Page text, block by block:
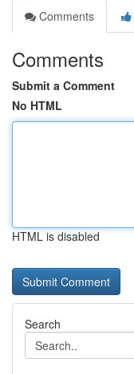
Comments
Comments
Submit a Comment
No HTML
HTML is disabled
Search